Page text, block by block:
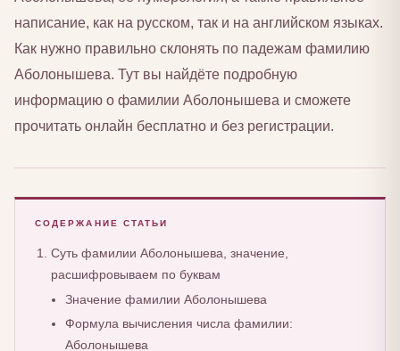
написание, как на русском, так и на английском языках.
Как нужно правильно склонять по падежам фамилию
Аболонышева. Тут вы найдёте подробную
информацию о фамилии Аболонышева и сможете
прочитать онлайн бесплатно и без регистрации.
СОДЕРЖАНИЕ СТАТЬИ
Суть фамилии Аболонышева, значение,
расшифровываем по буквам
Значение фамилии Аболонышева
Формула вычисления числа фамилии:
Аболонышева